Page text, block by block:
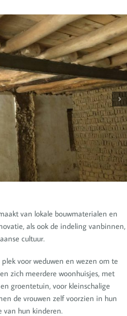
van lokale bouwmaterialen en
als ook de indeling vanbinnen,
cultuur.
voor weduwen en wezen om te
zich meerdere woonhuisjes, met
groentetuin, voor kleinschalige
de vrouwen zelf voorzien in hun
van hun kinderen.